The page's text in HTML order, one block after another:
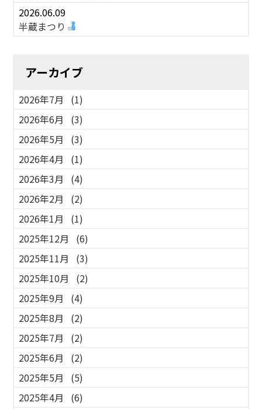
2026.06.09
半蔵まつり
アーカイブ
2026年7月
(1)
2026年6月
(3)
2026年5月
(3)
2026年4月
(1)
2026年3月
(4)
2026年2月
(2)
2026年1月
(1)
2025年12月
(6)
2025年11月
(3)
2025年10月
(2)
2025年9月
(4)
2025年8月
(2)
2025年7月
(2)
2025年6月
(2)
2025年5月
(5)
2025年4月
(6)